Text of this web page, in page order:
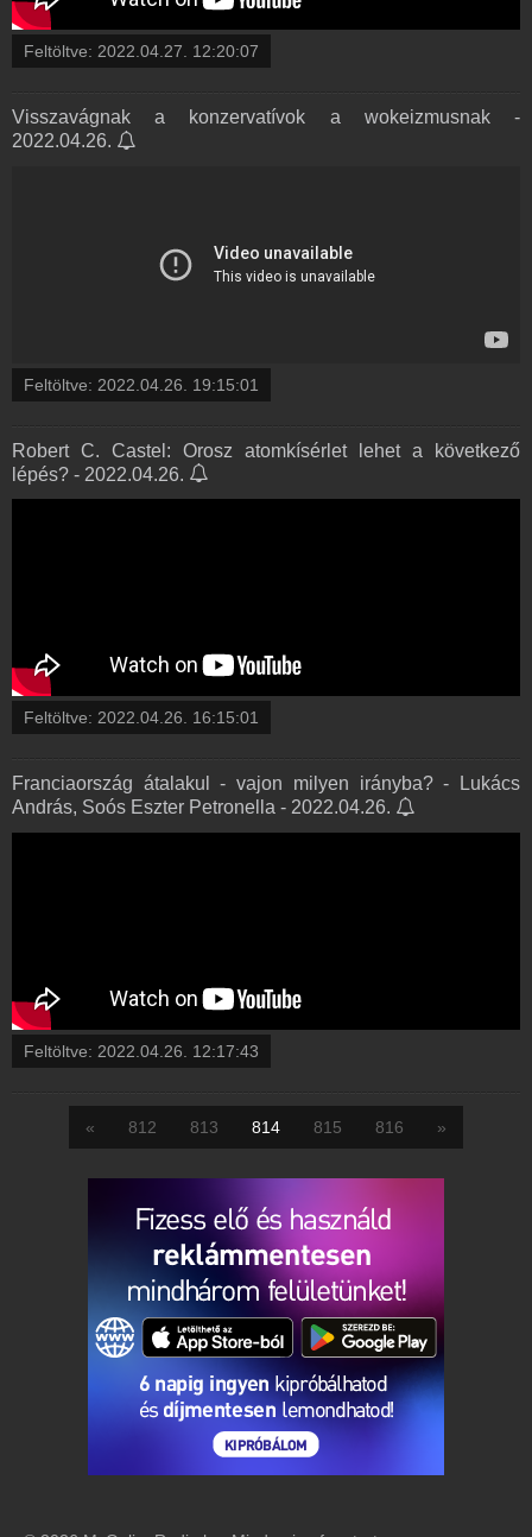
Feltöltve: 2022.04.27. 12:20:07
Visszavágnak a konzervatívok a wokeizmusnak -
2022.04.26.
Feltöltve: 2022.04.26. 19:15:01
Robert C. Castel: Orosz atomkísérlet lehet a következő
lépés? - 2022.04.26.
Feltöltve: 2022.04.26. 16:15:01
Franciaország átalakul - vajon milyen irányba? - Lukács
András, Soós Eszter Petronella - 2022.04.26.
Feltöltve: 2022.04.26. 12:17:43
« 812 813 814 815 816 »